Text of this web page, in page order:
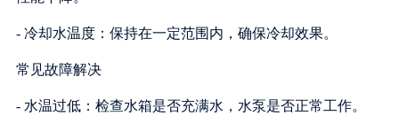
- 冷却水温度：保持在一定范围内，确保冷却效果。
常见故障解决
- 水温过低：检查水箱是否充满水，水泵是否正常工作。